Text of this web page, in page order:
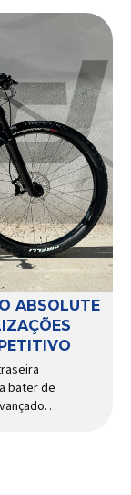
ABSOLUTE
bater de